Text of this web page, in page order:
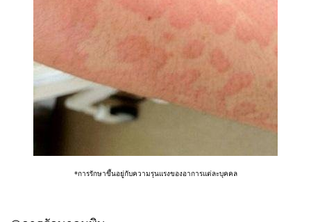
*การรักษาขึ้นอยู่กับความรุนแรงของอาการแต่ละบุคคล